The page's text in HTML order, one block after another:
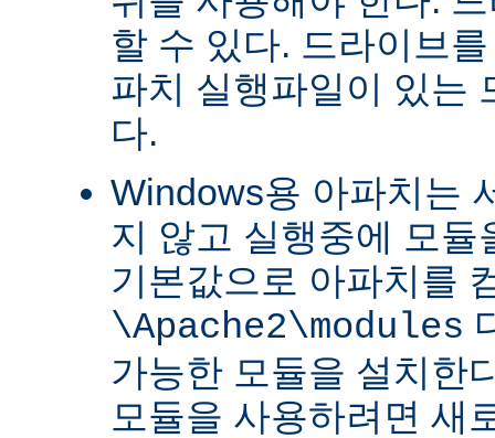
할 수 있다. 드라이브
파치 실행파일이 있는
다.
Windows용 아파치는
지 않고 실행중에 모듈
기본값으로 아파치를
\Apache2\modules
가능한 모듈을 설치한
모듈을 사용하려면 새